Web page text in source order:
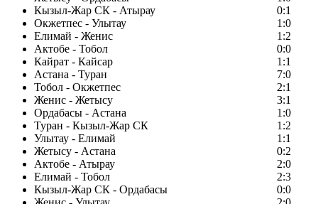
Кызыл-Жар СК - Атырау
0:1
Окжетпес - Улытау
1:0
Елимай - Женис
1:2
Актобе - Тобол
0:0
Кайрат - Кайсар
1:1
Астана - Туран
7:0
Тобол - Окжетпес
2:1
Женис - Жетысу
3:1
Ордабасы - Астана
1:0
Туран - Кызыл-Жар СК
1:2
Улытау - Елимай
1:1
Жетысу - Астана
0:2
Актобе - Атырау
2:0
Елимай - Тобол
2:3
Кызыл-Жар СК - Ордабасы
0:0